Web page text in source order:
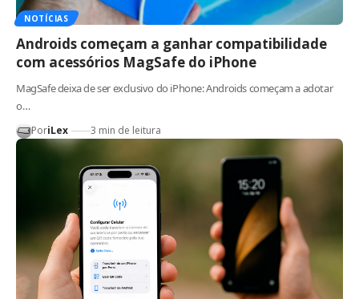
NOTÍCIAS
Androids começam a ganhar compatibilidade
com acessórios MagSafe do iPhone
MagSafe deixa de ser exclusivo do iPhone: Androids começam a adotar
o…
PoriLex 3 min de leitura